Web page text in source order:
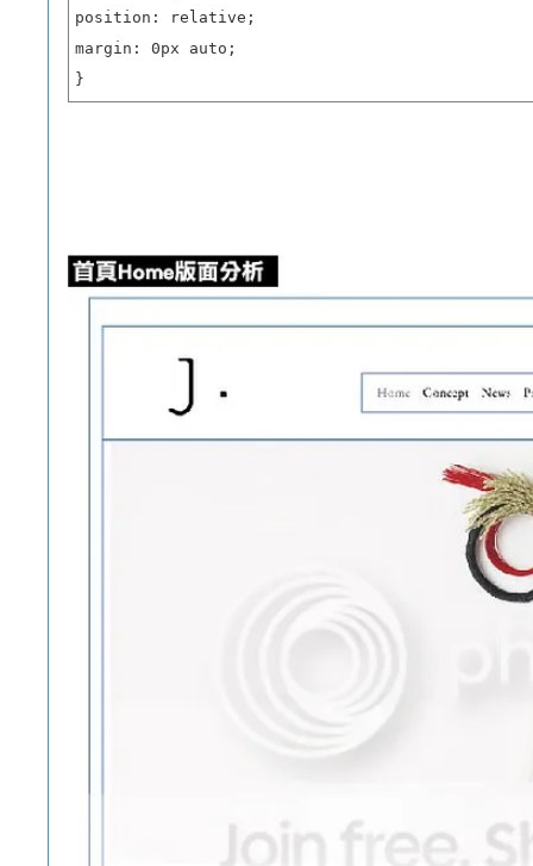
position: relative;
margin: 0px auto;
}